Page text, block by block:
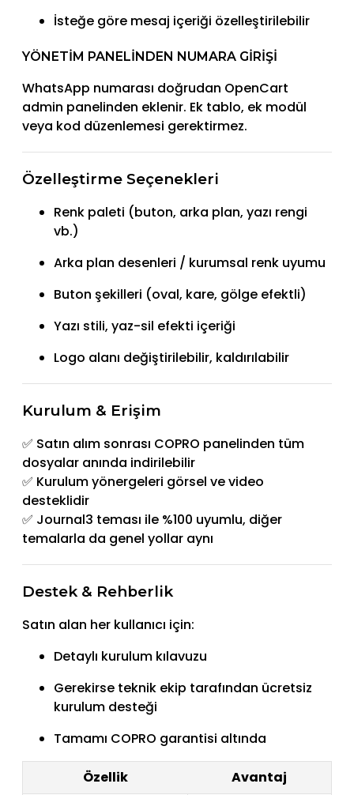
İsteğe göre mesaj içeriği özelleştirilebilir
YÖNETIM PANELINDEN NUMARA GIRIŞI
WhatsApp numarası doğrudan OpenCart
admin panelinden eklenir. Ek tablo, ek modül
veya kod düzenlemesi gerektirmez.
Özelleştirme Seçenekleri
Renk paleti (buton, arka plan, yazı rengi
vb.)
Arka plan desenleri / kurumsal renk uyumu
Buton şekilleri (oval, kare, gölge efektli)
Yazı stili, yaz-sil efekti içeriği
Logo alanı değiştirilebilir, kaldırılabilir
Kurulum & Erişim
✅ Satın alım sonrası COPRO panelinden tüm
dosyalar anında indirilebilir
✅ Kurulum yönergeleri görsel ve video
desteklidir
✅ Journal3 teması ile %100 uyumlu, diğer
temalarla da genel yollar aynı
Destek & Rehberlik
Satın alan her kullanıcı için:
Detaylı kurulum kılavuzu
Gerekirse teknik ekip tarafından ücretsiz
kurulum desteği
Tamamı COPRO garantisi altında
Özellik Avantaj